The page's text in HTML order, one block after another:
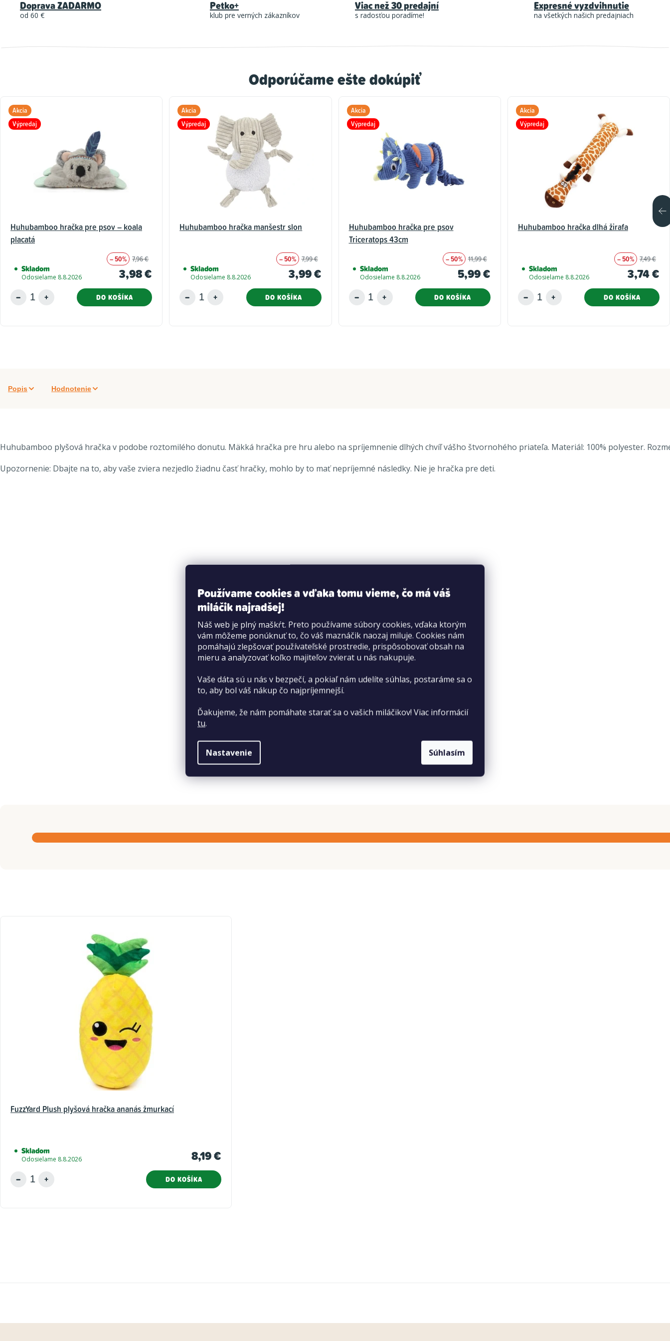
Používame cookies a vďaka tomu vieme, čo má váš
miláčik najradšej!
Náš web je plný maškŕt. Preto používame súbory cookies, vďaka ktorým
vám môžeme ponúknuť to, čo váš maznáčik naozaj miluje. Cookies nám
pomáhajú zlepšovať používateľské prostredie, prispôsobovať obsah na
mieru a analyzovať koľko majiteľov zvierat u nás nakupuje.
Vaše dáta sú u nás v bezpečí, a pokiaľ nám udelíte súhlas, postaráme sa o
to, aby bol váš nákup čo najpríjemnejší.
Ďakujeme, že nám pomáhate starať sa o vašich miláčikov! Viac informácií
tu.
Nastavenie Súhlasím
Odporúčame ešte dokúpiť
Akcia
Výpredaj
Huhubamboo hračka pre psov – koala
placatá
Skladom
Odosielame 8.8.2026
– 50% 7,96 €
3,98 €
DO KOŠÍKA
Akcia
Výpredaj
Huhubamboo hračka manšestr slon
Skladom
Odosielame 8.8.2026
– 50% 7,99 €
3,99 €
DO KOŠÍKA
Akcia
Výpredaj
Huhubamboo hračka pre psov
Triceratops 43cm
Skladom
Odosielame 8.8.2026
– 50% 11,99 €
5,99 €
DO KOŠÍKA
Akcia
Výpredaj
Huhubamboo hračka dlhá žirafa
Skladom
Odosielame 8.8.2026
– 50% 7,49 €
3,74 €
DO KOŠÍKA
Doprava ZADARMO
od 60 €
Petko+
klub pre verných zákazníkov
Viac než 30 predajní
s radosťou poradíme!
Expresné vyzdvihnutie
na všetkých našich predajniach
Popis Hodnotenie
Huhubamboo plyšová hračka v podobe roztomilého donutu. Mäkká hračka pre hru alebo na spríjemnenie dlhých chvíľ vášho štvornohého priateľa. Materiál: 100% polyester.
Upozornenie: Dbajte na to, aby vaše zviera nezjedlo žiadnu časť hračky, mohlo by to mať nepríjemné následky. Nie je hračka pre deti.
FuzzYard Plush plyšová hračka ananás žmurkací
Skladom
Odosielame 8.8.2026 8,19 €
DO KOŠÍKA